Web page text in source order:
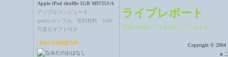
Apple iPod shuffle 1GB M9725J/A
アップルコンピュータ
ipodシャッフル 送料無料 1500
円還元ギフト付き
∴RECOMMEND
ライブレポート
音楽や韓国ドラマを紹介していきます。
Copyright © 2004
▲